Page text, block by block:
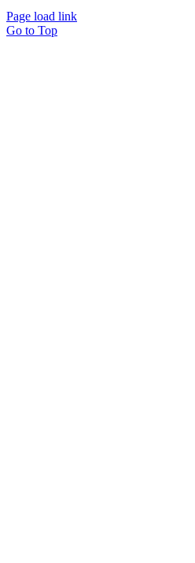
Page load link
Go to Top